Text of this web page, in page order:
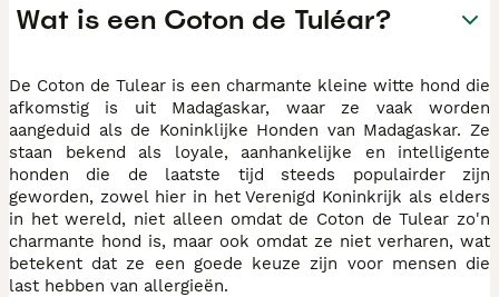
Wat is een Coton de Tuléar?
De Coton de Tulear is een charmante kleine witte hond die
afkomstig is uit Madagaskar, waar ze vaak worden
aangeduid als de Koninklijke Honden van Madagaskar. Ze
staan bekend als loyale, aanhankelijke en intelligente
honden die de laatste tijd steeds populairder zijn
geworden, zowel hier in het Verenigd Koninkrijk als elders
in het wereld, niet alleen omdat de Coton de Tulear zo'n
charmante hond is, maar ook omdat ze niet verharen, wat
betekent dat ze een goede keuze zijn voor mensen die
last hebben van allergieën.